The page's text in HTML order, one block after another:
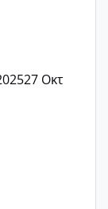
27 Οκτ